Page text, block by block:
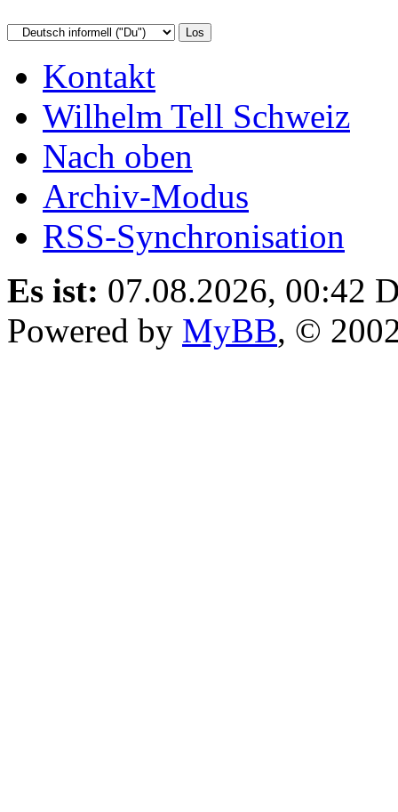
Kontakt
Wilhelm Tell Schweiz
Nach oben
Archiv-Modus
RSS-Synchronisation
Es ist: 07.08.2026, 00:42
Powered by MyBB, ©